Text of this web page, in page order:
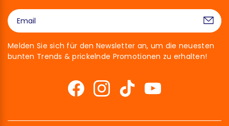
Melden Sie sich für den Newsletter an, um die neuesten
bunten Trends & prickelnde Promotionen zu erhalten!